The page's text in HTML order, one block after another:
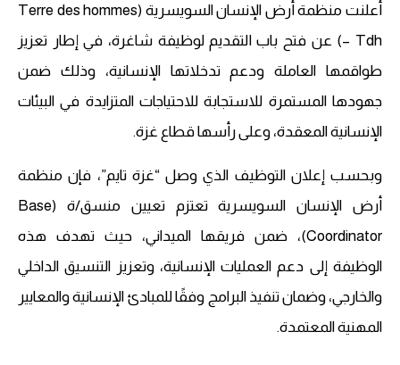
أعلنت منظمة أرض الإنسان السويسرية (Terre des hommes
– Tdh) عن فتح باب التقديم لوظيفة شاغرة، في إطار تعزيز
طواقمها العاملة ودعم تدخلاتها الإنسانية، وذلك ضمن
جهودها المستمرة للاستجابة للاحتياجات المتزايدة في البيئات
الإنسانية المعقدة، وعلى رأسها قطاع غزة.
وبحسب إعلان التوظيف الذي وصل “غزة تايم”، فإن منظمة
أرض الإنسان السويسرية تعتزم تعيين منسق/ة (Base
Coordinator)، ضمن فريقها الميداني، حيث تهدف هذه
الوظيفة إلى دعم العمليات الإنسانية، وتعزيز التنسيق الداخلي
والخارجي، وضمان تنفيذ البرامج وفقًا للمبادئ الإنسانية والمعايير
المهنية المعتمدة.